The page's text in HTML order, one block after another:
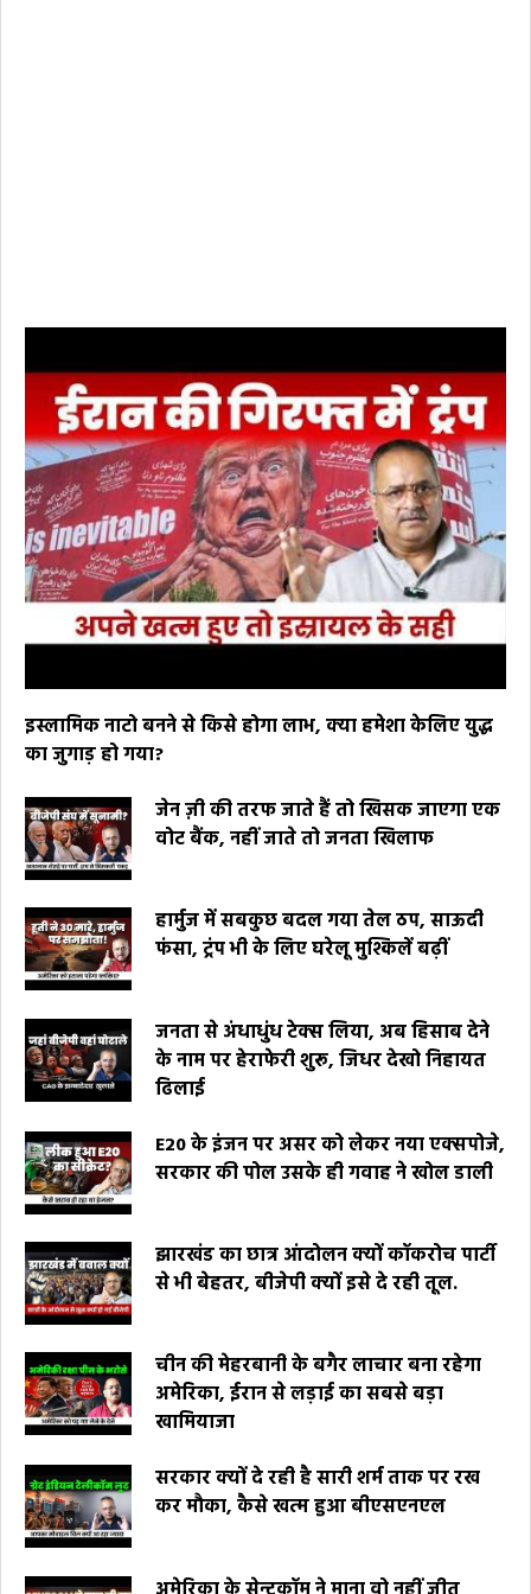
इस्लामिक नाटो बनने से किसे होगा लाभ, क्या हमेशा केलिए युद्ध
का जुगाड़ हो गया?
जेन ज़ी की तरफ जाते हैं तो खिसक जाएगा एक
वोट बैंक, नहीं जाते तो जनता खिलाफ
हार्मुज में सबकुछ बदल गया तेल ठप, साऊदी
फंसा, ट्रंप भी के लिए घरेलू मुश्किलें बढ़ीं
जनता से अंधाधुंध टेक्स लिया, अब हिसाब देने
के नाम पर हेराफेरी शुरू, जिधर देखो निहायत
ढिलाई
E20 के इंजन पर असर को लेकर नया एक्सपोजे,
सरकार की पोल उसके ही गवाह ने खोल डाली
झारखंड का छात्र आंदोलन क्यों कॉकरोच पार्टी
से भी बेहतर, बीजेपी क्यों इसे दे रही तूल.
चीन की मेहरबानी के बगैर लाचार बना रहेगा
अमेरिका, ईरान से लड़ाई का सबसे बड़ा
खामियाजा
सरकार क्यों दे रही है सारी शर्म ताक पर रख
कर मौका, कैसे खत्म हुआ बीएसएनएल